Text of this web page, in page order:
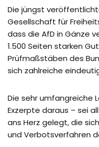
Die jüngst
Gesellschaft für
dass die AfD in Gänze
1.500 Seiten starken
Prüfmaßstäben des
sich zahlreiche
Die sehr umfangreiche
Exzerpte daraus – sei
ans Herz gelegt, die
und Verbotsverfahren